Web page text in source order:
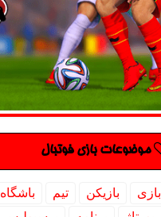
موضوعات بازی فوتبال
بازی بازیكن تیم
باشگاه